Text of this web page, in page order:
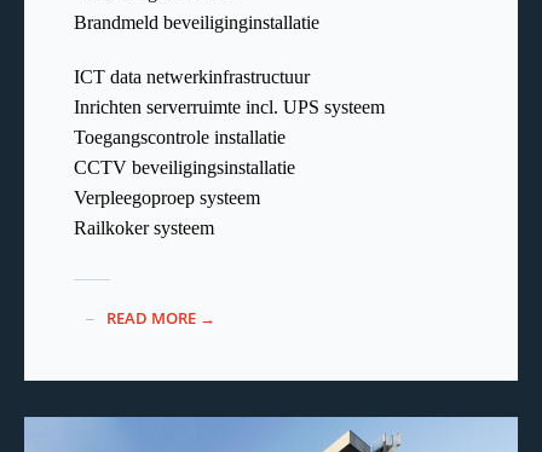
Brandmeld beveiliginginstallatie
ICT data netwerkinfrastructuur
Inrichten serverruimte incl. UPS systeem
Toegangscontrole installatie
CCTV beveiligingsinstallatie
Verpleegoproep systeem
Railkoker systeem
READ MORE →